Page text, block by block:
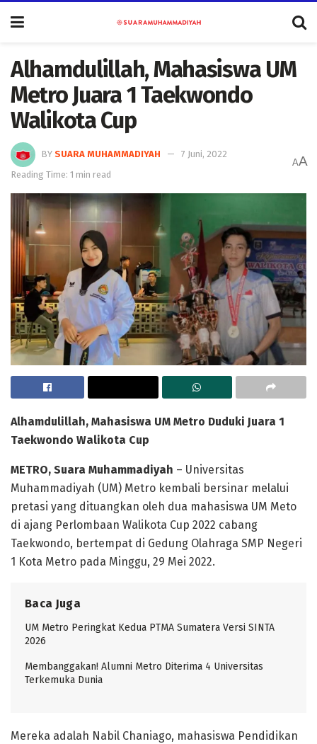
Alhamdulillah, Mahasiswa UM
Metro Juara 1 Taekwondo
Walikota Cup
BY SUARA MUHAMMADIYAH
7 Juni, 2022
Reading Time: 1 min read
AA
Alhamdulillah, Mahasiswa UM Metro Duduki Juara 1
Taekwondo Walikota Cup
METRO, Suara Muhammadiyah – Universitas
Muhammadiyah (UM) Metro kembali bersinar melalui
pretasi yang dituangkan oleh dua mahasiswa UM Meto
di ajang Perlombaan Walikota Cup 2022 cabang
Taekwondo, bertempat di Gedung Olahraga SMP Negeri
1 Kota Metro pada Minggu, 29 Mei 2022.
Baca Juga
UM Metro Peringkat Kedua PTMA Sumatera Versi SINTA
2026
Membanggakan! Alumni Metro Diterima 4 Universitas
Terkemuka Dunia
Mereka adalah Nabil Chaniago, mahasiswa Pendidikan